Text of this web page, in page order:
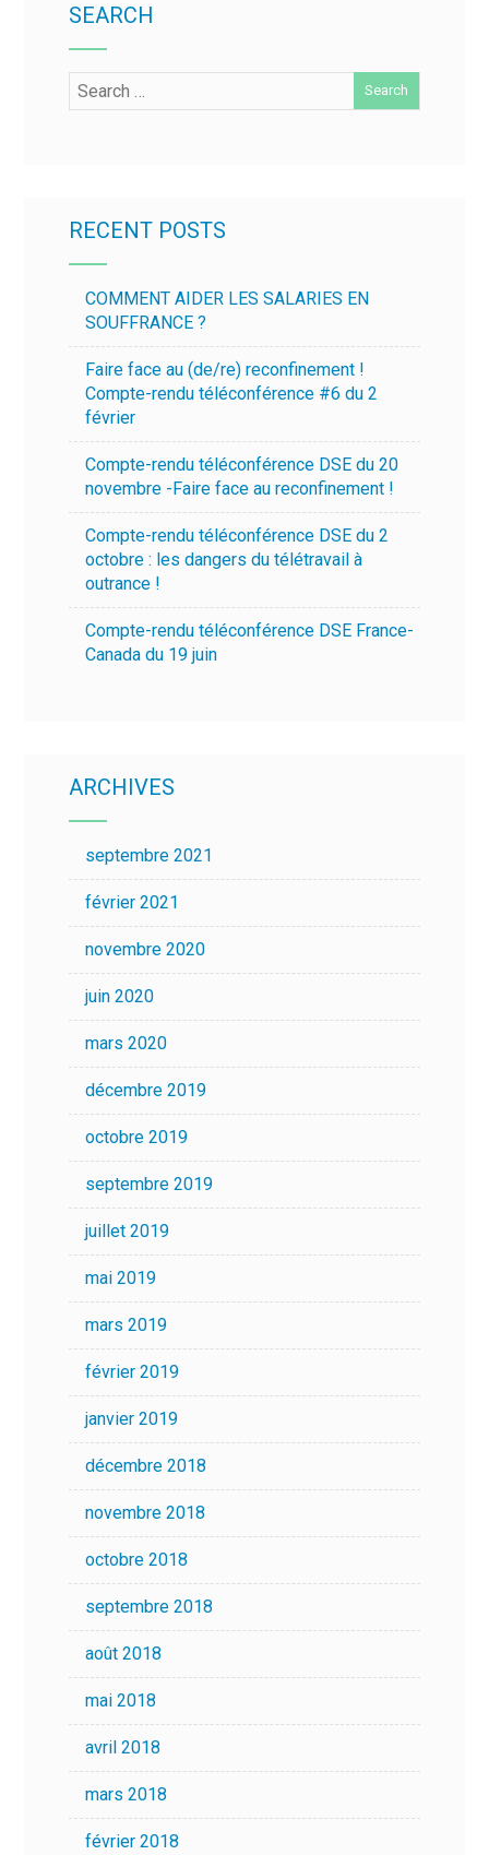
SEARCH
RECENT POSTS
COMMENT AIDER LES SALARIES EN
SOUFFRANCE ?
Faire face au (de/re) reconfinement !
Compte-rendu téléconférence #6 du 2
février
Compte-rendu téléconférence DSE du 20
novembre -Faire face au reconfinement !
Compte-rendu téléconférence DSE du 2
octobre : les dangers du télétravail à
outrance !
Compte-rendu téléconférence DSE France-
Canada du 19 juin
ARCHIVES
septembre 2021
février 2021
novembre 2020
juin 2020
mars 2020
décembre 2019
octobre 2019
septembre 2019
juillet 2019
mai 2019
mars 2019
février 2019
janvier 2019
décembre 2018
novembre 2018
octobre 2018
septembre 2018
août 2018
mai 2018
avril 2018
mars 2018
février 2018